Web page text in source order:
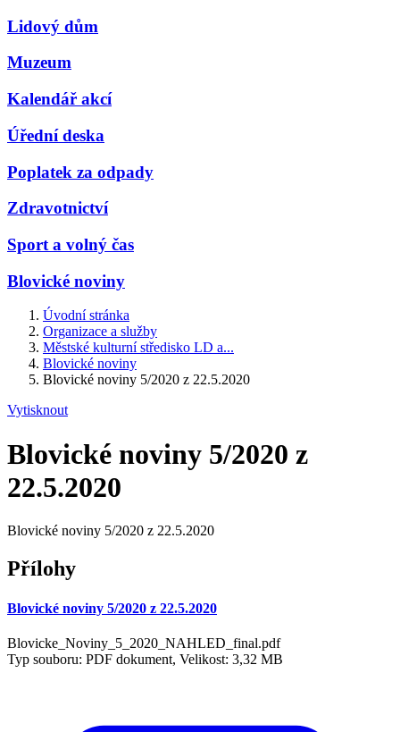
Lidový dům
Muzeum
Kalendář akcí
Úřední deska
Poplatek za odpady
Zdravotnictví
Sport a volný čas
Blovické noviny
Úvodní stránka
Organizace a služby
Městské kulturní středisko LD a...
Blovické noviny
Blovické noviny 5/2020 z 22.5.2020
Vytisknout
Blovické noviny 5/2020 z
22.5.2020
Blovické noviny 5/2020 z 22.5.2020
Přílohy
Blovické noviny 5/2020 z 22.5.2020
Blovicke_Noviny_5_2020_NAHLED_final.pdf
Typ souboru: PDF dokument, Velikost: 3,32 MB